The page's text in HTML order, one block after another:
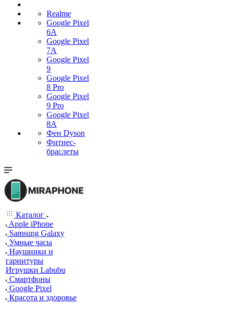
Realme
Google Pixel
6A
Google Pixel
7А
Google Pixel
9
Google Pixel
8 Pro
Google Pixel
9 Pro
Google Pixel
8A
Фен Dyson
Фитнес-
браслеты
Каталог
Apple iPhone
Samsung Galaxy
Умные часы
Наушники и
гарнитуры
Игрушки Labubu
Смартфоны
Google Pixel
Красота и здоровье